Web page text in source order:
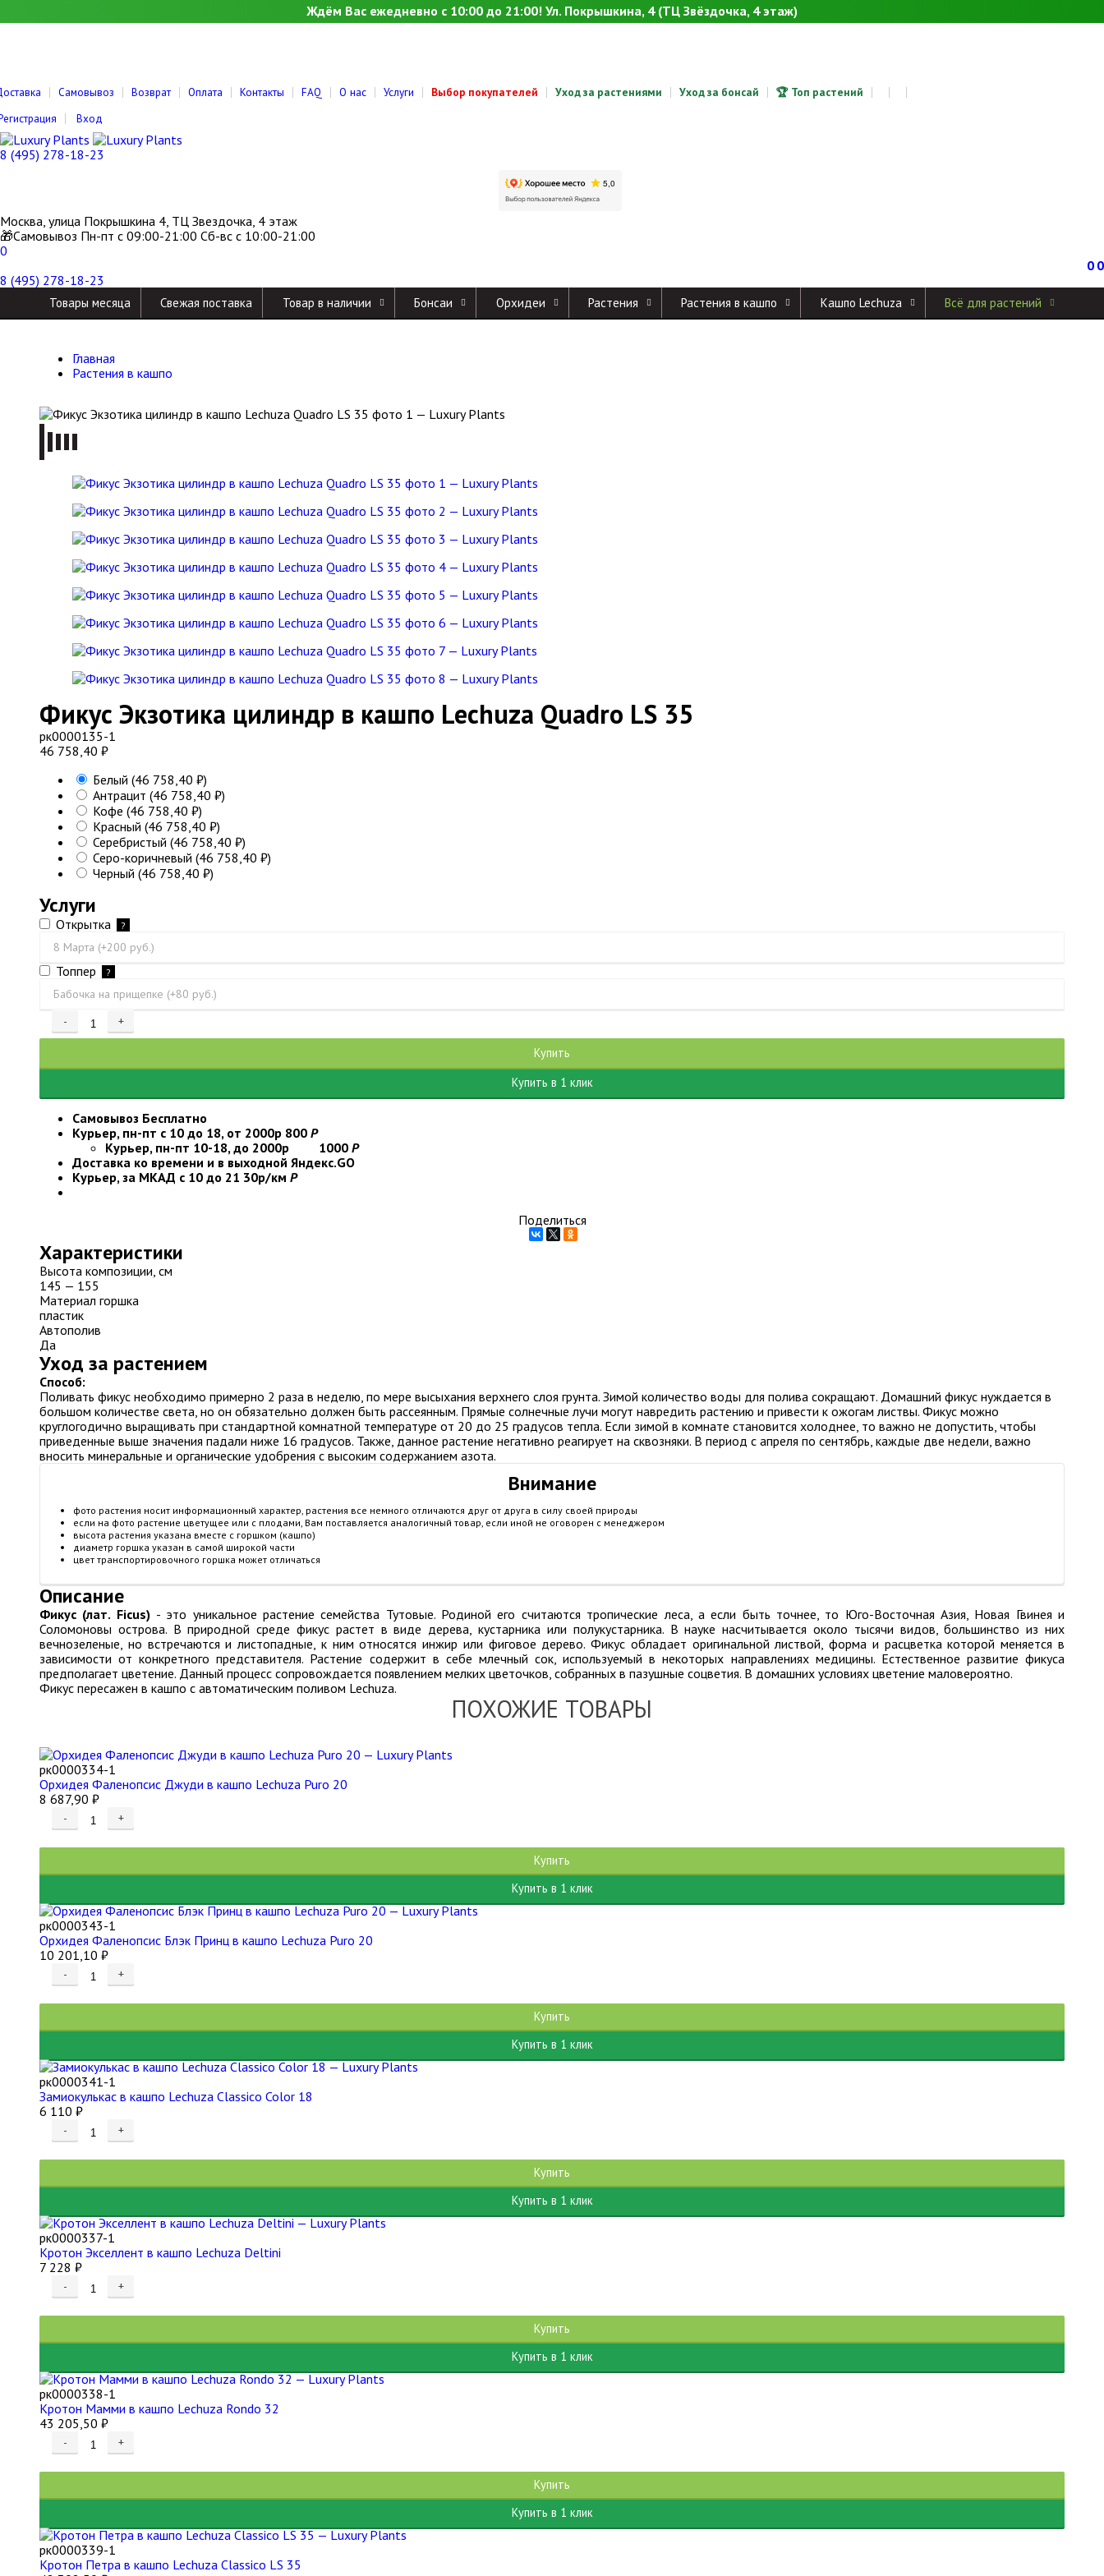
Ждём Вас ежедневно с 10:00 до 21:00! Ул. Покрышкина, 4 (ТЦ Звёздочка, 4 этаж)
Самовывоз Возврат Оплата Контакты FAQ О нас Услуги Выбор покупателей Уход за растениями Уход за бонсай
🏆 Топ растений
Вход
8 (495) 278-18-23
Москва, улица Покрышкина 4, ТЦ Звездочка, 4 этаж
🎁Самовывоз Пн-пт с 09:00-21:00 Сб-вс с 10:00-21:00
0
0 0
8 (495) 278-18-23
Товары месяца Свежая поставка Товар в наличии Бонсаи Орхидеи Растения Растения в кашпо Кашпо Lechuza Всё для растений
Главная
Растения в кашпо
Фикус Экзотика цилиндр в кашпо Lechuza Quadro LS 35
рк0000135-1
46 758,40 ₽
Белый (46 758,40 ₽)
Антрацит (46 758,40 ₽)
Кофе (46 758,40 ₽)
Красный (46 758,40 ₽)
Серебристый (46 758,40 ₽)
Серо-коричневый (46 758,40 ₽)
Черный (46 758,40 ₽)
Услуги
Открытка ?
Топпер ?
- +
Купить
Купить в 1 клик
Самовывоз Бесплатно
Курьер, пн-пт с 10 до 18, от 2000р 800 Р
Курьер, пн-пт 10-18, до 2000р 1000 Р
Доставка ко времени и в выходной Яндекс.GO
Курьер, за МКАД с 10 до 21 30р/км Р
Поделиться
Характеристики
Высота композиции, см
145 — 155
Материал горшка
пластик
Автополив
Да
Уход за растением
Способ:
Поливать фикус необходимо примерно 2 раза в неделю, по мере высыхания верхнего слоя грунта. Зимой количество воды для полива сокращают. Домашний фикус нуждается в
большом количестве света, но он обязательно должен быть рассеянным. Прямые солнечные лучи могут навредить растению и привести к ожогам листвы. Фикус можно
круглогодично выращивать при стандартной комнатной температуре от 20 до 25 градусов тепла. Если зимой в комнате становится холоднее, то важно не допустить, чтобы
приведенные выше значения падали ниже 16 градусов. Также, данное растение негативно реагирует на сквозняки. В период с апреля по сентябрь, каждые две недели, важно
вносить минеральные и органические удобрения с высоким содержанием азота.
Внимание
фото растения носит информационный характер, растения все немного отличаются друг от друга в силу своей природы
если на фото растение цветущее или с плодами, Вам поставляется аналогичный товар, если иной не оговорен с менеджером
высота растения указана вместе с горшком (кашпо)
диаметр горшка указан в самой широкой части
цвет транспортировочного горшка может отличаться
Описание
Фикус (лат. Ficus) - это уникальное растение семейства Тутовые. Родиной его считаются тропические леса, а если быть точнее, то Юго-Восточная Азия, Новая Гвинея и
Соломоновы острова. В природной среде фикус растет в виде дерева, кустарника или полукустарника. В науке насчитывается около тысячи видов, большинство из них
вечнозеленые, но встречаются и листопадные, к ним относятся инжир или фиговое дерево. Фикус обладает оригинальной листвой, форма и расцветка которой меняется в
зависимости от конкретного представителя. Растение содержит в себе млечный сок, используемый в некоторых направлениях медицины. Естественное развитие фикуса
предполагает цветение. Данный процесс сопровождается появлением мелких цветочков, собранных в пазушные соцветия. В домашних условиях цветение маловероятно.
Фикус пересажен в кашпо с автоматическим поливом Lechuza.
ПОХОЖИЕ ТОВАРЫ
рк0000334-1
Орхидея Фаленопсис Джуди в кашпо Lechuza Puro 20
8 687,90 ₽
- +
Купить
Купить в 1 клик
рк0000343-1
Орхидея Фаленопсис Блэк Принц в кашпо Lechuza Puro 20
10 201,10 ₽
- +
Купить
Купить в 1 клик
рк0000341-1
Замиокулькас в кашпо Lechuza Classico Color 18
6 110 ₽
- +
Купить
Купить в 1 клик
рк0000337-1
Кротон Экселлент в кашпо Lechuza Deltini
7 228 ₽
- +
Купить
Купить в 1 клик
рк0000338-1
Кротон Мамми в кашпо Lechuza Rondo 32
43 205,50 ₽
- +
Купить
Купить в 1 клик
рк0000339-1
Кротон Петра в кашпо Lechuza Classico LS 35